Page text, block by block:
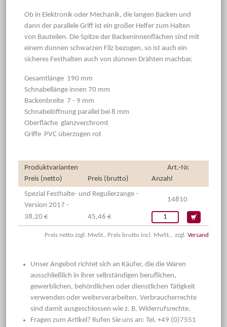
Ob in Elektronik oder Mechanik, die langen Backen und
dann der parallele Griff ist ein großer Helfer zum Halten
von Bauteilen. Die Spitze der Backeninnenflächen sind mit
einem dünnen schwarzen Filz bezogen, so ist auch ein
sicheres Festhalten auch von dünnen Drähten machbar.
Gesamtlänge 190 mm
Schnabellänge innen 70 mm
Backenbreite 7 - 9 mm
Schnabelöffnung parallel bei 8 mm
Oberfläche glanzverchromt
Griffe PVC überzogen rot
Produktvarianten
Art.-Nr.
Preis (netto)
Preis (brutto)
Anzahl
Spezial Festhalte- und Regulierzange -
Version 2017 -
14810
38,20 € 45,46 €
Preis netto zzgl. MwSt., Preis brutto incl. MwSt., zzgl. Versand
Unser Angebot richtet sich an Käufer, die die Waren
ausschließlich in ihrer selbständigen beruflichen,
gewerblichen, behördlichen oder dienstlichen Tätigkeit
verwenden oder weiterverarbeiten. Verbraucherrechte
sind damit ausgeschlossen wie z. B. Widerrufsrechte.
Fragen zum Artikel? Rufen Sie uns an: Tel. +49 (0)7551